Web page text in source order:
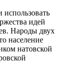
идей
Народы двух
население
натовской